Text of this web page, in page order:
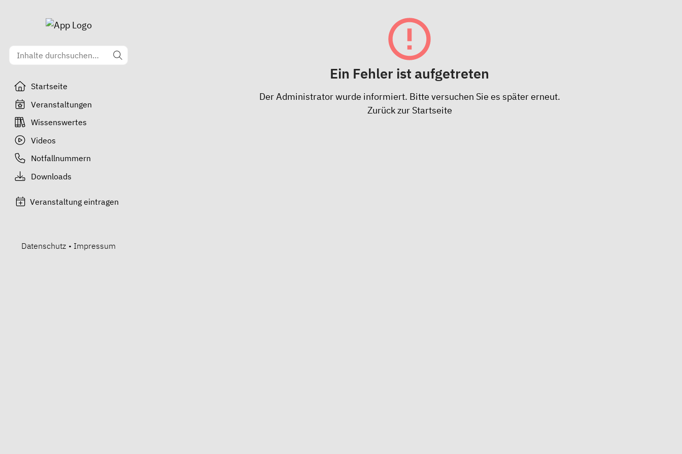
Startseite
Veranstaltungen
Wissenswertes
Videos
Notfallnummern
Downloads
Veranstaltung eintragen
Datenschutz • Impressum
Ein Fehler ist aufgetreten
Der Administrator wurde informiert. Bitte versuchen Sie es später erneut.
Zurück zur Startseite